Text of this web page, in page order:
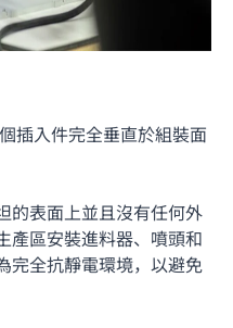
插入件完全垂直於組裝面
的表面上並且沒有任何外
產區安裝進料器、噴頭和
全抗靜電環境，以避免